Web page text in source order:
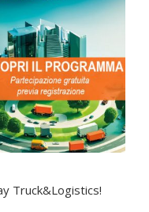
Truck&Logistics!